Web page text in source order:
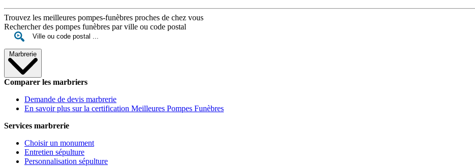
Trouvez les meilleures pompes-funèbres proches de chez vous
Rechercher des pompes funèbres par ville ou code postal
Marbrerie
Comparer les marbriers
Demande de devis marbrerie
En savoir plus sur la certification Meilleures Pompes Funèbres
Services marbrerie
Choisir un monument
Entretien sépulture
Personnalisation sépulture